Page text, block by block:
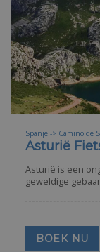
Spanje -> Camino de
Asturië
Asturië is een
geweldige
BOEK NU